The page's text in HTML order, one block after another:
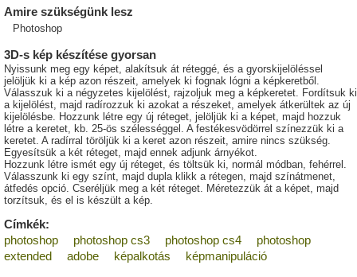
Amire szükségünk lesz
Photoshop
3D-s kép készítése gyorsan
Nyissunk meg egy képet, alakítsuk át réteggé, és a gyorskijelöléssel
jelöljük ki a kép azon részeit, amelyek ki fognak lógni a képkeretből.
Válasszuk ki a négyzetes kijelölést, rajzoljuk meg a képkeretet. Fordítsuk ki
a kijelölést, majd radírozzuk ki azokat a részeket, amelyek átkerültek az új
kijelölésbe. Hozzunk létre egy új réteget, jelöljük ki a képet, majd hozzuk
létre a keretet, kb. 25-ös szélességgel. A festékesvödörrel színezzük ki a
keretet. A radírral töröljük ki a keret azon részeit, amire nincs szükség.
Egyesítsük a két réteget, majd ennek adjunk árnyékot.
Hozzunk létre ismét egy új réteget, és töltsük ki, normál módban, fehérrel.
Válasszunk ki egy színt, majd dupla klikk a rétegen, majd színátmenet,
átfedés opció. Cseréljük meg a két réteget. Méretezzük át a képet, majd
torzítsuk, és el is készült a kép.
Címkék:
photoshop
photoshop cs3 photoshop cs4
photoshop
extended
adobe képalkotás képmanipuláció